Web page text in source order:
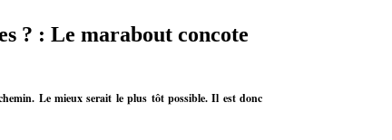
? : Le marabout concote
Le mieux serait le plus tôt possible. Il est donc